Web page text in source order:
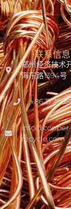
联系信息
郑州经济技术
海东路1394号
+86
recycle.com